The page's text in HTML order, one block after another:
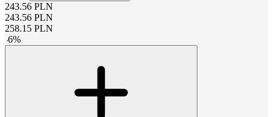
243.56 PLN
243.56 PLN
258.15 PLN
-6%